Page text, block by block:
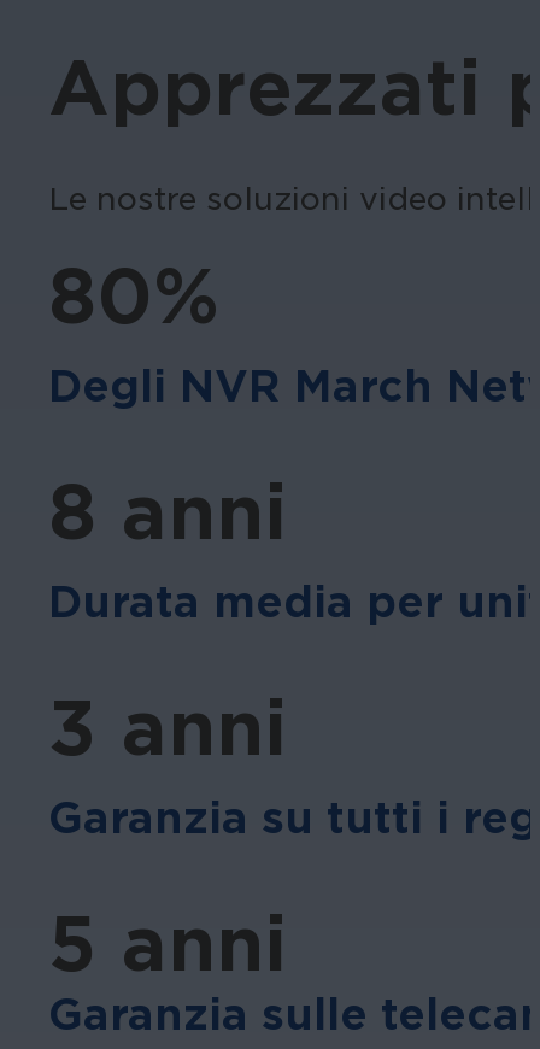
Apprezzati
Le nostre soluzioni video
80%
Degli NVR March
8 anni
Durata media per
3 anni
Garanzia su tutti i
5 anni
Garanzia sulle